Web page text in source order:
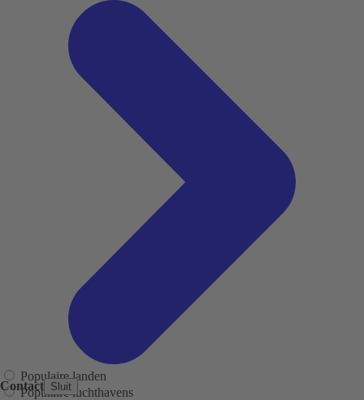
Contact Sluit
Populaire landen
Populaire luchthavens